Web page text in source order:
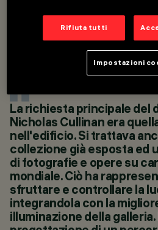
La richiesta principale del
Nicholas Cullinan era
nell'edificio. Si trattava
collezione già esposta ed
di fotografie e opere su
mondiale. Ciò ha
sfruttare e controllare la
integrandola con la
illuminazione della
Rifiuta tutti
Impostazioni